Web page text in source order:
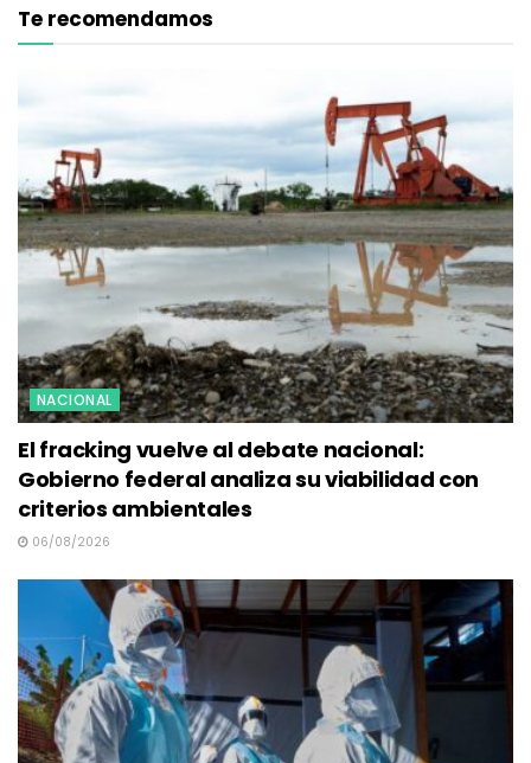
Te recomendamos
NACIONAL
El fracking vuelve al debate nacional:
Gobierno federal analiza su viabilidad con
criterios ambientales
06/08/2026